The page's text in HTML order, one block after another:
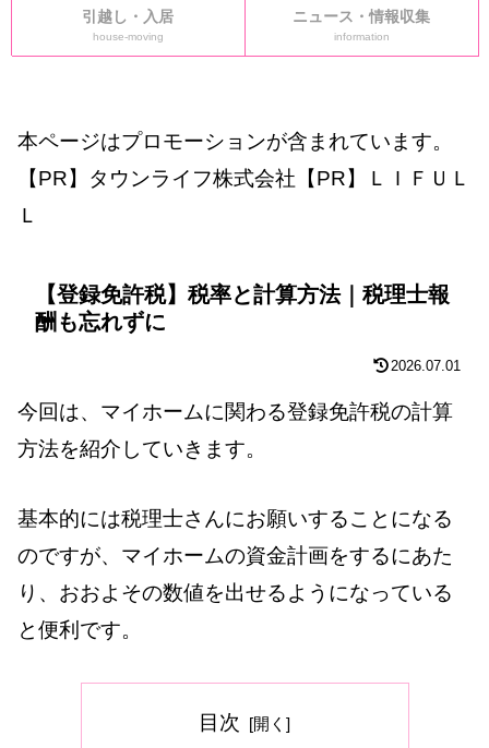
引越し・入居
house-moving
ニュース・情報収集
information
本ページはプロモーションが含まれています。
【PR】タウンライフ株式会社【PR】ＬＩＦＵＬ
Ｌ
【登録免許税】税率と計算方法｜税理士報
酬も忘れずに
2026.07.01
今回は、マイホームに関わる登録免許税の計算
方法を紹介していきます。
基本的には税理士さんにお願いすることになる
のですが、マイホームの資金計画をするにあた
り、おおよその数値を出せるようになっている
と便利です。
目次